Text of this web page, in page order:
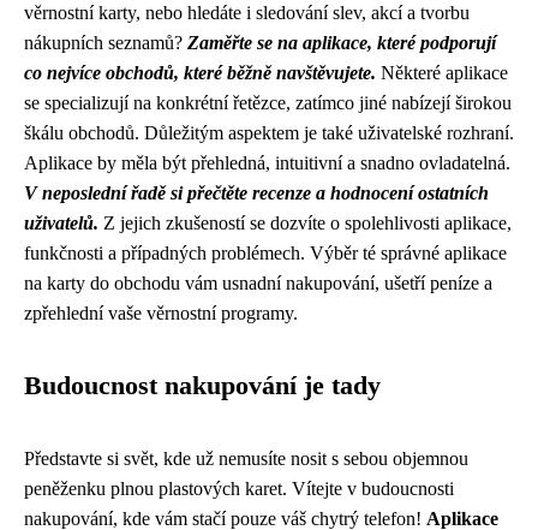
věrnostní karty, nebo hledáte i sledování slev, akcí a tvorbu
nákupních seznamů? Zaměřte se na aplikace, které podporují
co nejvíce obchodů, které běžně navštěvujete. Některé aplikace
se specializují na konkrétní řetězce, zatímco jiné nabízejí širokou
škálu obchodů. Důležitým aspektem je také uživatelské rozhraní.
Aplikace by měla být přehledná, intuitivní a snadno ovladatelná.
V neposlední řadě si přečtěte recenze a hodnocení ostatních
uživatelů. Z jejich zkušeností se dozvíte o spolehlivosti aplikace,
funkčnosti a případných problémech. Výběr té správné aplikace
na karty do obchodu vám usnadní nakupování, ušetří peníze a
zpřehlední vaše věrnostní programy.
Budoucnost nakupování je tady
Představte si svět, kde už nemusíte nosit s sebou objemnou
peněženku plnou plastových karet. Vítejte v budoucnosti
nakupování, kde vám stačí pouze váš chytrý telefon! Aplikace